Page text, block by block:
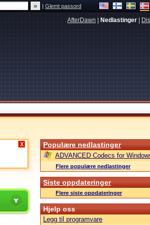
|Glemt passord
AfterDawn Nedlastinger
X Populære nedlastinger
ADVANCED Codecs for
Flere populære nedlastinger
Siste oppdateringer
Flere siste oppdateringer
Hjelp oss
Legg til programvare